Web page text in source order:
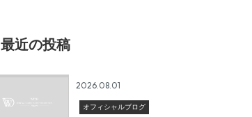
最近の投稿
2026.08.01
オフィシャルブログ